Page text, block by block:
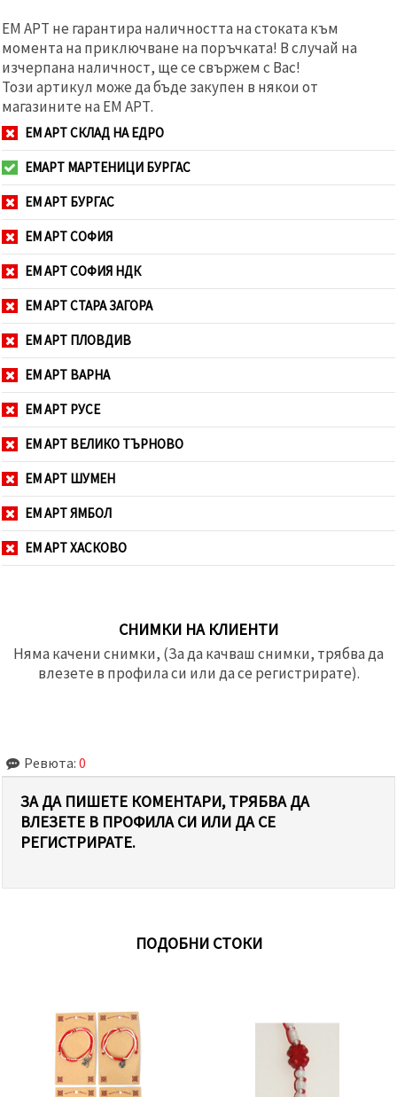
ЕМ АРТ не гарантира наличността на стоката към
момента на приключване на поръчката! В случай на
изчерпана наличност, ще се свържем с Вас!
Този артикул може да бъде закупен в някои от
магазините на ЕМ АРТ.
ЕМ АРТ СКЛАД НА ЕДРО
ЕМАРТ МАРТЕНИЦИ БУРГАС
ЕМ АРТ БУРГАС
ЕМ АРТ СОФИЯ
ЕМ АРТ СОФИЯ НДК
ЕМ АРТ СТАРА ЗАГОРА
ЕМ АРТ ПЛОВДИВ
ЕМ АРТ ВАРНА
ЕМ АРТ РУСЕ
ЕМ АРТ ВЕЛИКО ТЪРНОВО
ЕМ АРТ ШУМЕН
ЕМ АРТ ЯМБОЛ
ЕМ АРТ ХАСКОВО
СНИМКИ НА КЛИЕНТИ
Няма качени снимки, (За да качваш снимки, трябва да
влезете в профила си или да се регистрирате).
Ревюта: 0
ЗА ДА ПИШЕТЕ КОМЕНТАРИ, ТРЯБВА ДА
ВЛЕЗЕТЕ В ПРОФИЛА СИ ИЛИ ДА СЕ
РЕГИСТРИРАТЕ.
ПОДОБНИ СТОКИ